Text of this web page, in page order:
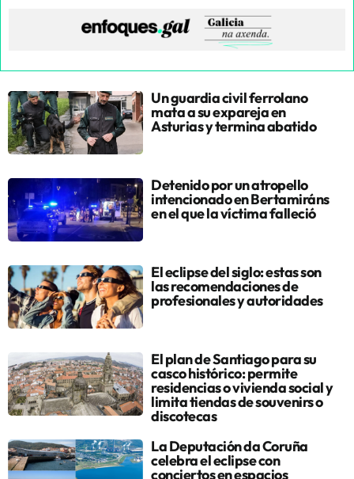
Un guardia civil ferrolano
mata a su expareja en
Asturias y termina abatido
Detenido por un atropello
intencionado en Bertamiráns
en el que la víctima falleció
El eclipse del siglo: estas son
las recomendaciones de
profesionales y autoridades
El plan de Santiago para su
casco histórico: permite
residencias o vivienda social y
limita tiendas de souvenirs o
discotecas
La Deputación da Coruña
celebra el eclipse con
conciertos en espacios